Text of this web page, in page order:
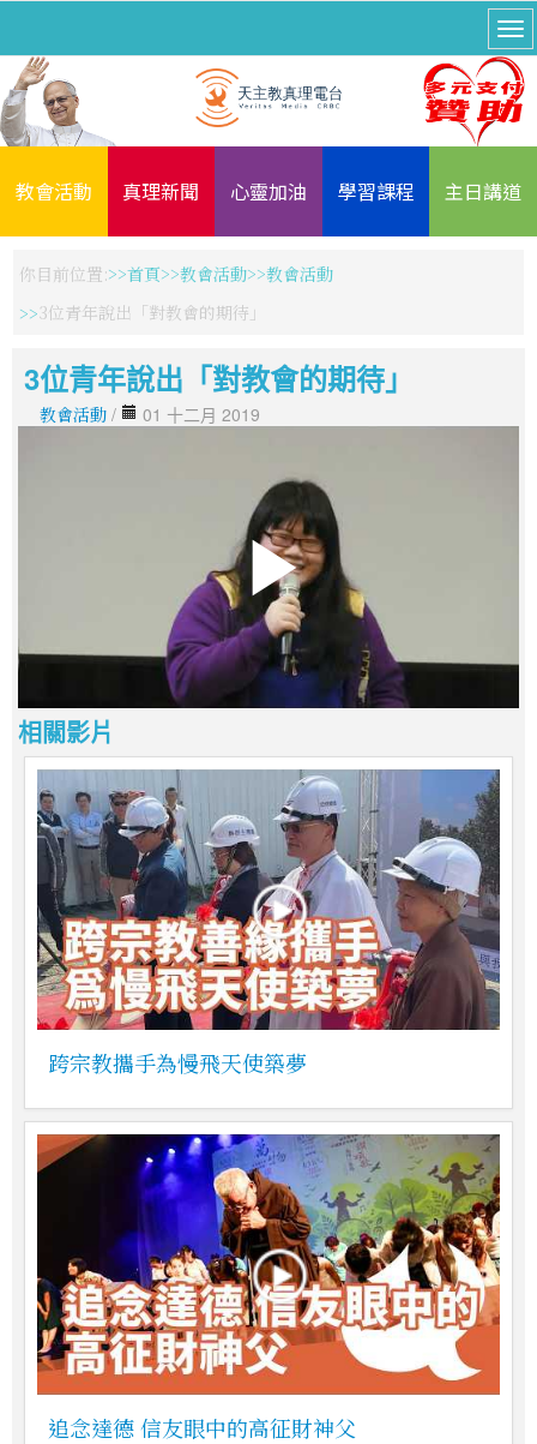
教會活動 真理新聞 心靈加油 學習課程 主日講道
你目前位置: 首頁 教會活動
教會活動
3位青年說出「對教會的期待」
3位青年說出「對教會的期待」
教會活動 / 01 十二月 2019
相關影片
跨宗教攜手為慢飛天使築夢
追念達德 信友眼中的高征財神父